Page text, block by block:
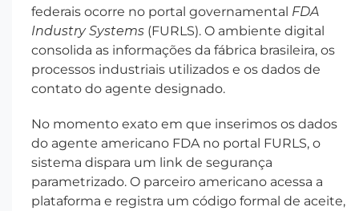
federais ocorre no portal governamental FDA
Industry Systems (FURLS). O ambiente digital
consolida as informações da fábrica brasileira, os
processos industriais utilizados e os dados de
contato do agente designado.
No momento exato em que inserimos os dados
do agente americano FDA no portal FURLS, o
sistema dispara um link de segurança
parametrizado. O parceiro americano acessa a
plataforma e registra um código formal de aceite,